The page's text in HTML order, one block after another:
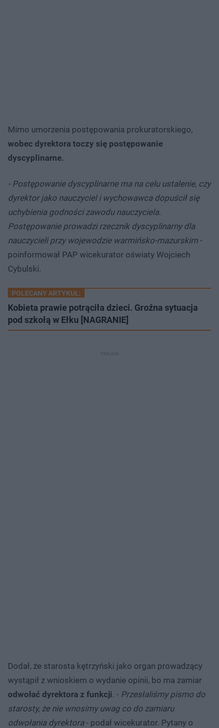
Mimo umorzenia postępowania prokuratorskiego,
wobec dyrektora toczy się postępowanie
dyscyplinarne.
- Postępowanie dyscyplinarne ma na celu ustalenie, czy
dyrektor jako nauczyciel i wychowawca dopuścił się
uchybienia godności zawodu nauczyciela.
Postępowanie prowadzi rzecznik dyscyplinarny dla
nauczycieli przy wojewodzie warmińsko-mazurskim -
poinformował PAP wicekurator oświaty Wojciech
Cybulski.
POLECANY ARTYKUŁ:
Kobieta prawie potrąciła dzieci. Groźna sytuacja
pod szkołą w Ełku [NAGRANIE]
Dodał, że starosta kętrzyński jako organ prowadzący
wystąpił z wnioskiem o wydanie opinii, bo ma zamiar
odwołać dyrektora z funkcji. - Przesłaliśmy pismo do
starosty, że nie wnosimy uwag co do zamiaru
odwołania dyrektora- podał wicekurator. Pytany o